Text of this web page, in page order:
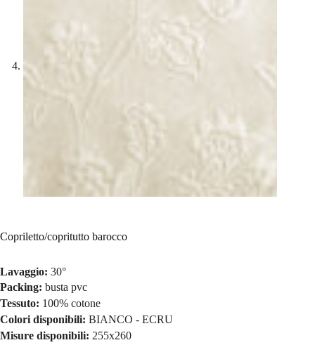
Copriletto/copritutto barocco
Lavaggio: 30°
Packing: busta pvc
Tessuto: 100% cotone
Colori disponibili: BIANCO - ECRU
Misure disponibili: 255x260